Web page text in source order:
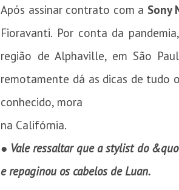
Após assinar contrato com a Sony
Fioravanti. Por conta da
região de Alphaville, em São
remotamente dá as dicas de tudo
conhecido, mora
na Califórnia.
● Vale ressaltar que a stylist do
e repaginou os cabelos de Luan.